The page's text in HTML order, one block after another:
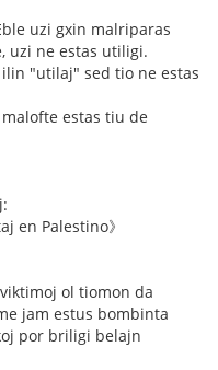
uzi gxin malriparas
uzi ne estas utiligi.
"utilaj" sed tio ne estas
estas tiu de
en Palestino》
ol tiomon da
jam estus bombinta
por briligi belajn